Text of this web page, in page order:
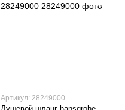
Артикул: 28249000